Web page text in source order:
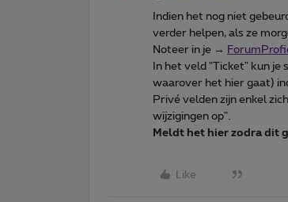
Indien het nog niet
verder helpen, als ze
Noteer in je →
In het veld "Ticket" kun
waarover het hier gaat)
Privé velden zijn enkel
wijzigingen op".
Meldt het hier zodra dit
Like